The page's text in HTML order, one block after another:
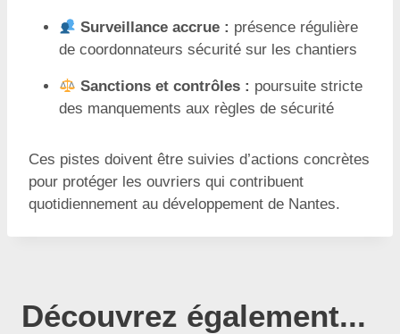
Surveillance accrue : présence régulière
de coordonnateurs sécurité sur les chantiers
Sanctions et contrôles : poursuite stricte
des manquements aux règles de sécurité
Ces pistes doivent être suivies d’actions concrètes
pour protéger les ouvriers qui contribuent
quotidiennement au développement de Nantes.
Découvrez également...